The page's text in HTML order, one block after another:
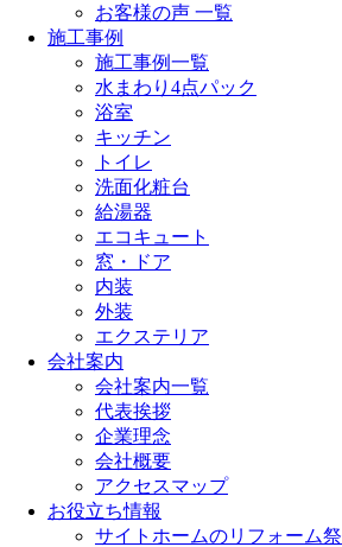
お客様の声 一覧
施工事例
施工事例一覧
水まわり4点パック
浴室
キッチン
トイレ
洗面化粧台
給湯器
エコキュート
窓・ドア
内装
外装
エクステリア
会社案内
会社案内一覧
代表挨拶
企業理念
会社概要
アクセスマップ
お役立ち情報
サイトホームのリフォーム祭